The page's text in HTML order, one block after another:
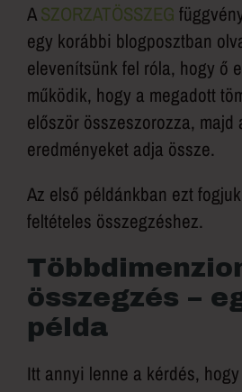
ASZORZATÖSSZEG
egy korábbi blogposztban
elevenítsünk fel róla, hogy ő
működik, hogy a megadott
először összeszorozza, majd
eredményeket adja össze.
Az első példánkban ezt
feltételes összegzéshez.
összegzés –
példa
Itt annyi lenne a kérdés,